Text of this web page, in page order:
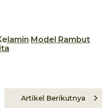
Model Rambut
Artikel Berikutnya